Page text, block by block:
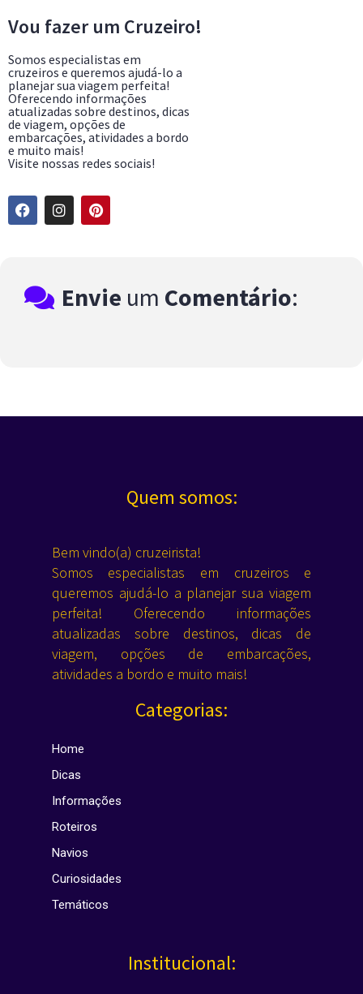
Vou fazer um Cruzeiro!
Somos especialistas em
cruzeiros e queremos ajudá-lo a
planejar sua viagem perfeita!
Oferecendo informações
atualizadas sobre destinos, dicas
de viagem, opções de
embarcações, atividades a bordo
e muito mais!
Visite nossas redes sociais!
Envie um Comentário:
Quem somos:
Bem vindo(a) cruzeirista!
Somos especialistas em cruzeiros e
queremos ajudá-lo a planejar sua viagem
perfeita! Oferecendo informações
atualizadas sobre destinos, dicas de
viagem, opções de embarcações,
atividades a bordo e muito mais!
Categorias:
Home
Dicas
Informações
Roteiros
Navios
Curiosidades
Temáticos
Institucional: